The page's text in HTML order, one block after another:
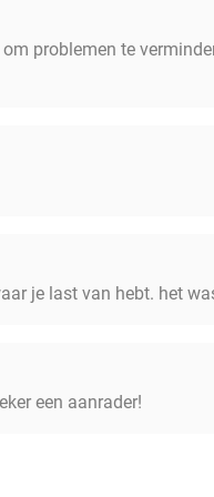
problemen te
je last van hebt. het
een aanrader!